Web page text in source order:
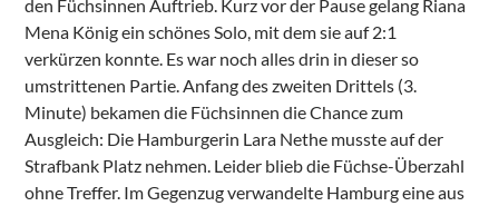
den Füchsinnen Auftrieb. Kurz vor der Pause gelang Riana
Mena König ein schönes Solo, mit dem sie auf 2:1
verkürzen konnte. Es war noch alles drin in dieser so
umstrittenen Partie. Anfang des zweiten Drittels (3.
Minute) bekamen die Füchsinnen die Chance zum
Ausgleich: Die Hamburgerin Lara Nethe musste auf der
Strafbank Platz nehmen. Leider blieb die Füchse-Überzahl
ohne Treffer. Im Gegenzug verwandelte Hamburg eine aus